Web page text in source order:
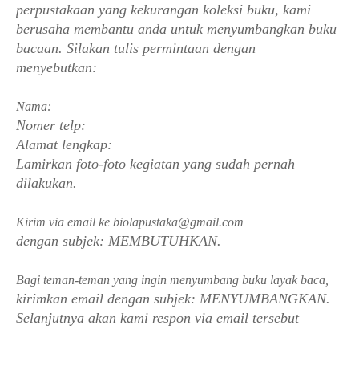
perpustakaan yang kekurangan koleksi buku, kami
berusaha membantu anda untuk menyumbangkan buku
bacaan. Silakan tulis permintaan dengan
menyebutkan:
Nama:
Nomer telp:
Alamat lengkap:
Lamirkan foto-foto kegiatan yang sudah pernah
dilakukan.
Kirim via email ke biolapustaka@gmail.com
dengan subjek: MEMBUTUHKAN.
Bagi teman-teman yang ingin menyumbang buku layak baca,
kirimkan email dengan subjek: MENYUMBANGKAN.
Selanjutnya akan kami respon via email tersebut